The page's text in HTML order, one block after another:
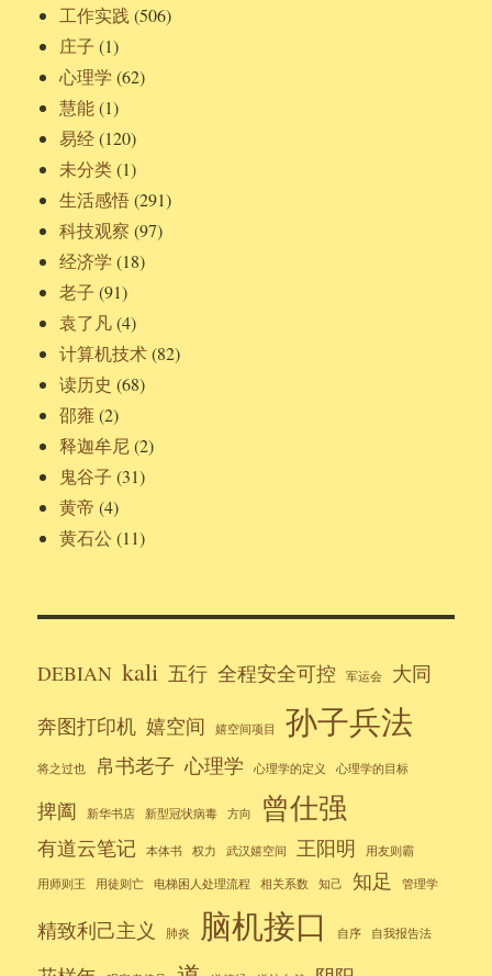
工作实践 (506)
庄子 (1)
心理学 (62)
慧能(1)
易经(120)
未分类(1)
生活感悟(291)
科技观察 (97)
经济学 (18)
老子 (91)
袁了凡(4)
计算机技术(82)
读历史 (68)
邵雍 (2)
释迦牟尼(2)
鬼谷子 (31)
黄帝 (4)
黄石公 (11)
DEBIAN kali 五行 全程安全可控 军运会
大同
奔图打印机 嬉空间 嬉空间项目 孙子兵法
将之过也 帛书老子 心理学 心理学的定义 心理学的目标
捭阖 新华书店 新型冠状病毒 方向 曾仕强
有道云笔记 本体书 权力 武汉嬉空间 王阳明 用友则霸
用师则王 用徒则亡 电梯困人处理流程 相关系数 知己 知足 管理学
精致利己主义 肺炎 脑机接口 自序 自我报告法